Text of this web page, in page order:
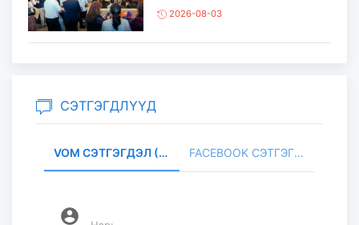
2026-08-03
Камбожийн Хаант Улсын Хааны
академийн ерөнхийлөгч Сок
СЭТГЭГДЛҮҮД
VOM СЭТГЭГДЭЛ (0) FACEBOOK СЭТГЭГДЭЛ (
account_circle